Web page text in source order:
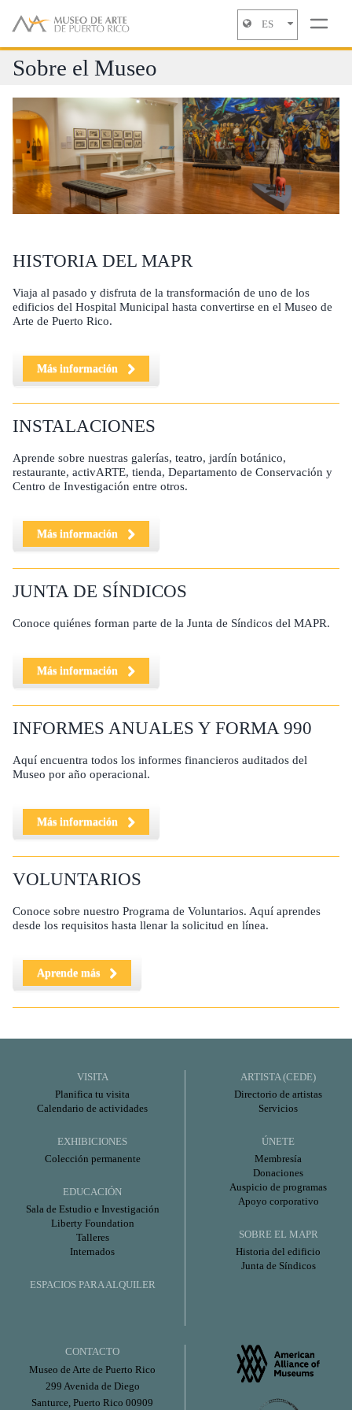
ES
Sobre el Museo
HISTORIA DEL MAPR
Viaja al pasado y disfruta de la transformación de uno de los
edificios del Hospital Municipal hasta convertirse en el Museo de
Arte de Puerto Rico.
Más información
INSTALACIONES
Aprende sobre nuestras galerías, teatro, jardín botánico,
restaurante, activARTE, tienda, Departamento de Conservación y
Centro de Investigación entre otros.
Más información
JUNTA DE SÍNDICOS
Conoce quiénes forman parte de la Junta de Síndicos del MAPR.
Más información
INFORMES ANUALES Y FORMA 990
Aquí encuentra todos los informes financieros auditados del
Museo por año operacional.
Más información
VOLUNTARIOS
Conoce sobre nuestro Programa de Voluntarios. Aquí aprendes
desde los requisitos hasta llenar la solicitud en línea.
Aprende más
VISITA
Planifica tu visita
Calendario de actividades
EXHIBICIONES
Colección permanente
EDUCACIÓN
Sala de Estudio e Investigación
Liberty Foundation
Talleres
Internados
ESPACIOS PARA ALQUILER
ARTISTA (CEDE)
Directorio de artistas
Servicios
ÚNETE
Membresía
Donaciones
Auspicio de programas
Apoyo corporativo
SOBRE EL MAPR
Historia del edificio
Junta de Síndicos
CONTACTO
Museo de Arte de Puerto Rico
299 Avenida de Diego
Santurce, Puerto Rico 00909